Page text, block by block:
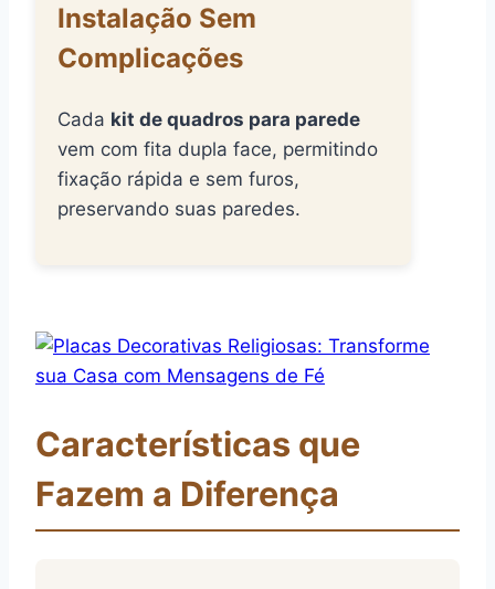
Instalação Sem
Complicações
Cada kit de quadros para parede
vem com fita dupla face, permitindo
fixação rápida e sem furos,
preservando suas paredes.
Características que
Fazem a Diferença